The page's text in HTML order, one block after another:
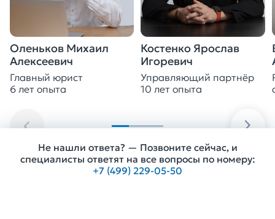
Оленьков Михаил
Алексеевич
Главный юрист
6 лет опыта
Костенко Ярослав
Игоревич
Управляющий партнёр
10 лет опыта
Не нашли ответа? — Позвоните сейчас, и
специалисты ответят на все вопросы по номеру:
+7 (499) 229-05-50